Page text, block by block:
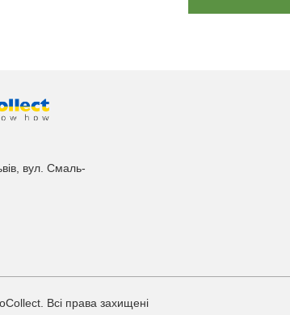
вул. Смаль-
Всі права захищені